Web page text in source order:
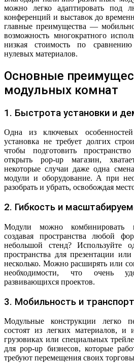
можно легко адаптировать под
конференций и выставок до
главные преимущества —
возможность многократного
низкая стоимость по
нулевых материалов.
Основные
модульных комнат
1. Быстрота установки и
Одна из ключевых
установка не требует долгих
чтобы подготовить
открыть pop-up магазин,
некоторые случаи даже одна
модули и оборудование. А при
разобрать и убрать, освобождая
2. Гибкость и
Модули можно комбинировать
создавая пространства любой
небольшой стенд? Используйте
пространства для презентации
несколько. Можно расширять или
необходимости, что очень
развивающихся проектов.
3. Мобильность и
Модульные конструкции легко
состоят из легких материалов, и
грузовиках или специальных
для pop-up бизнесов, которые
требуют перемещения своих